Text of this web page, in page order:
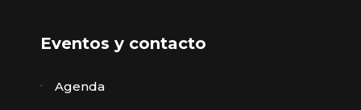
Eventos y contacto
Agenda